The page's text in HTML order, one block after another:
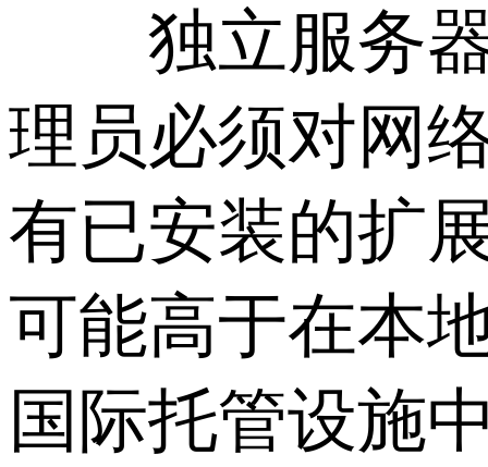
独立服务器
理员必须对网
有已安装的扩
可能高于在本
国际托管设施